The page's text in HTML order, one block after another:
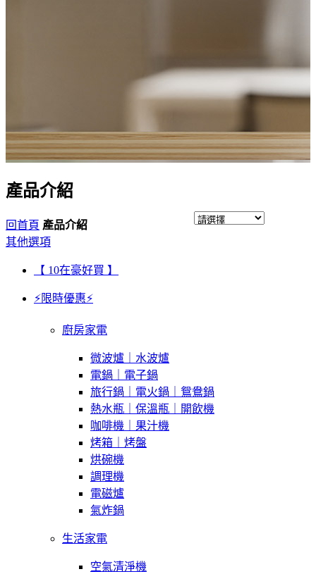
產品介紹
回首頁 產品介紹
其他選項
【 10在豪好買 】
⚡限時優惠⚡
廚房家電
微波爐｜水波爐
電鍋｜電子鍋
旅行鍋｜電火鍋｜鴛鴦鍋
熱水瓶｜保溫瓶｜開飲機
咖啡機｜果汁機
烤箱｜烤盤
烘碗機
調理機
電磁爐
氣炸鍋
生活家電
空氣清淨機